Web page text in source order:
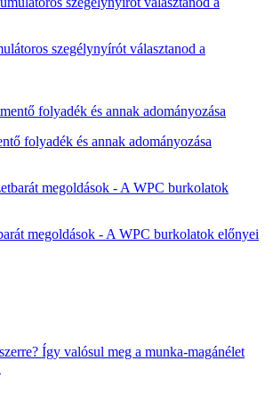
szegélynyírót választanod a
folyadék és annak adományozása
megoldások - A WPC burkolatok előnyei
Így valósul meg a munka-magánélet